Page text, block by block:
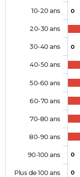
0
0
0
0
10-20 ans
20-30 ans
30-40 ans
40-50 ans
50-60 ans
60-70 ans
70-80 ans
80-90 ans
90-100 ans
Plus de 100 ans